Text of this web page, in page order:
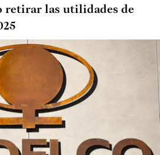
retirar las utilidades de